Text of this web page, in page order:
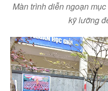
Màn trình diễn ngoạn
kỹ lưỡng